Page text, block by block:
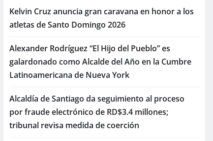
Kelvin Cruz anuncia gran caravana en honor a los
atletas de Santo Domingo 2026
Alexander Rodríguez “El Hijo del Pueblo” es
galardonado como Alcalde del Año en la Cumbre
Latinoamericana de Nueva York
Alcaldía de Santiago da seguimiento al proceso
por fraude electrónico de RD$3.4 millones;
tribunal revisa medida de coerción